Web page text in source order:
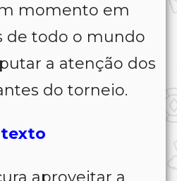
momento em
de todo o mundo
a atenção dos
do torneio.